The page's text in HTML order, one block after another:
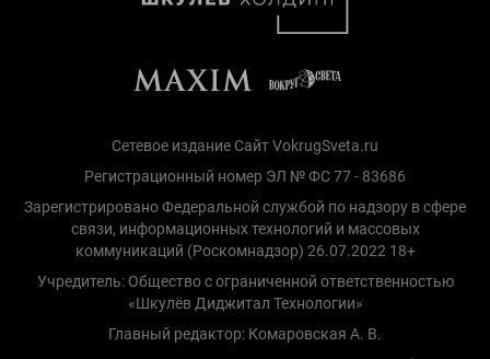
Сетевое издание Сайт VokrugSveta.ru
Регистрационный номер ЭЛ № ФС 77 - 83686
Зарегистрировано Федеральной службой по надзору в сфере
связи, информационных технологий и массовых
коммуникаций (Роскомнадзор) 26.07.2022 18+
Учредитель: Общество с ограниченной ответственностью
«Шкулёв Диджитал Технологии»
Главный редактор: Комаровская А. В.